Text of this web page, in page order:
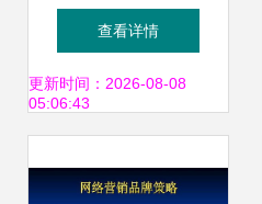
售实战技巧全解析
查看详情
更新时间：2026-08-08
05:06:43